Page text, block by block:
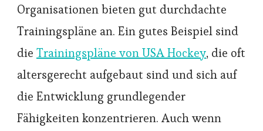
Organisationen bieten gut durchdachte
Trainingspläne an. Ein gutes Beispiel sind
die Trainingspläne von USA Hockey, die oft
altersgerecht aufgebaut sind und sich auf
die Entwicklung grundlegender
Fähigkeiten konzentrieren. Auch wenn